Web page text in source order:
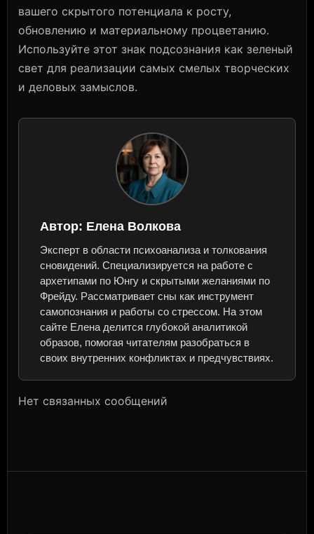
вашего скрытого потенциала к росту,
обновлению и материальному процветанию.
Используйте этот знак подсознания как зеленый
свет для реализации самых смелых творческих
и деловых замыслов.
Автор: Елена Волкова
Эксперт в области психоанализа и толкования
сновидений. Специализируется на работе с
архетипами по Юнгу и скрытыми желаниями по
Фрейду. Рассматривает сны как инструмент
самопознания и работы со стрессом. На этом
сайте Елена делится глубокой аналитикой
образов, помогая читателям разобраться в
своих внутренних конфликтах и предчувствиях.
Нет связанных сообщений